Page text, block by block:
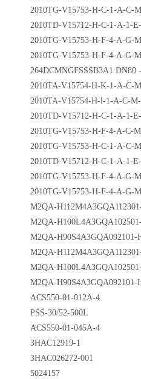
2010TG-V15753-H-C-1-A-C-
2010TD-V15712-H-C-1-A-1-
2010TG-V15753-H-F-4-A-G-
2010TG-V15753-H-F-4-A-G-
264DCMNGFSSSB3A1 DN80
2010TA-V15754-H-K-1-A-C-
2010TA-V15754-H-l-1-A-C-
2010TD-V15712-H-C-1-A-1-
2010TG-V15753-H-F-4-A-C-
2010TG-V15753-H-C-1-A-C-
2010TD-V15712-H-C-1-A-1-
2010TG-V15753-H-F-4-A-G-
2010TG-V15753-H-F-4-A-G-
M2QA-
M2QA-
M2QA-
M2QA-
M2QA-
M2QA-
ACS550-01-012A-4
PSS-30/52-500L
ACS550-01-045A-4
3HAC12919-1
3HAC026272-001
5024157